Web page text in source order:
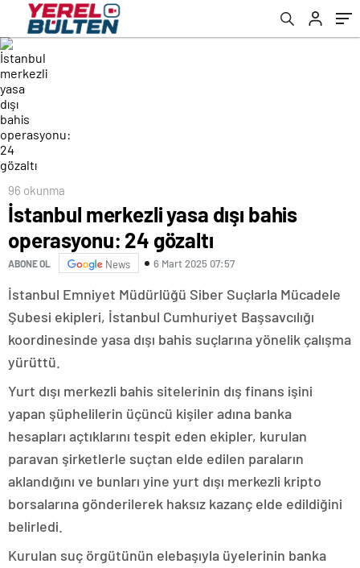
96 okunma
İstanbul merkezli yasa dışı bahis
operasyonu: 24 gözaltı
ABONE OL News 6 Mart 2025 07:57
İstanbul Emniyet Müdürlüğü Siber Suçlarla Mücadele
Şubesi ekipleri, İstanbul Cumhuriyet Başsavcılığı
koordinesinde yasa dışı bahis suçlarına yönelik çalışma
yürüttü.
Yurt dışı merkezli bahis sitelerinin dış finans işini
yapan şüphelilerin üçüncü kişiler adına banka
hesapları açtıklarını tespit eden ekipler, kurulan
paravan şirketlerle suçtan elde edilen paraların
aklandığını ve bunları yine yurt dışı merkezli kripto
borsalarına gönderilerek haksız kazanç elde edildiğini
belirledi.
Kurulan suç örgütünün elebaşıyla üyelerinin banka